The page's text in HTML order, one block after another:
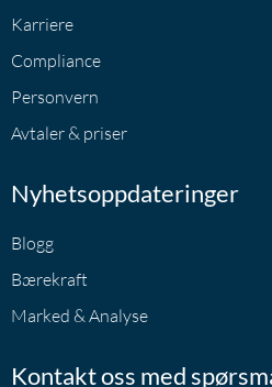
Karriere
Compliance
Personvern
Avtaler & priser
Nyhetsoppdateringer
Blogg
Bærekraft
Marked & Analyse
Kontakt oss med